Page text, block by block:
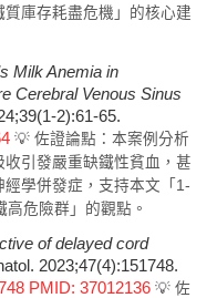
質庫存耗盡危機」的核心建
Milk Anemia in
Cerebral Venous Sinus
2):61-65.
💡 佐證論點：本案例分析
引發嚴重缺鐵性貧血，甚
學併發症，支持本文「1-
危險群」的觀點。
of delayed cord
2023;47(4):151748.
PMID: 37012136 💡 佐